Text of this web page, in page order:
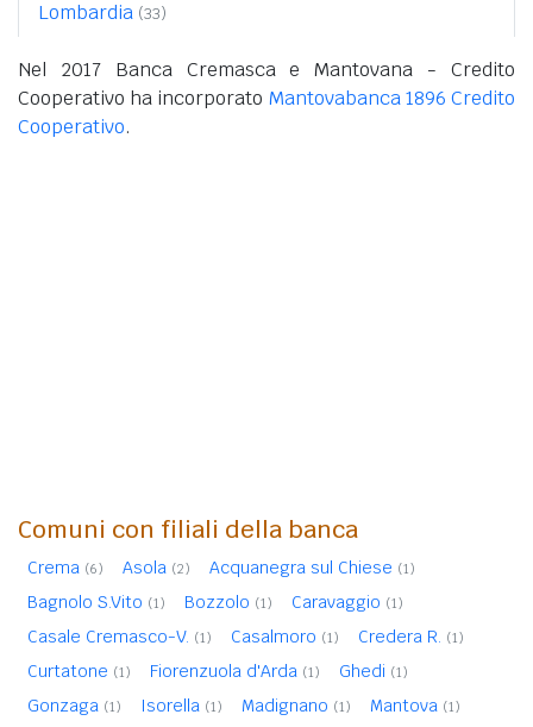
Lombardia (33)
Nel 2017 Banca Cremasca e Mantovana - Credito
Cooperativo ha incorporato Mantovabanca 1896 Credito
Cooperativo.
Comuni con filiali della banca
Crema (6) Asola (2) Acquanegra sul Chiese (1)
Bagnolo S.Vito (1) Bozzolo (1) Caravaggio (1)
Casale Cremasco-V. (1) Casalmoro (1) Credera R. (1)
Curtatone (1) Fiorenzuola d'Arda (1) Ghedi (1)
Gonzaga (1) Isorella (1) Madignano (1) Mantova (1)